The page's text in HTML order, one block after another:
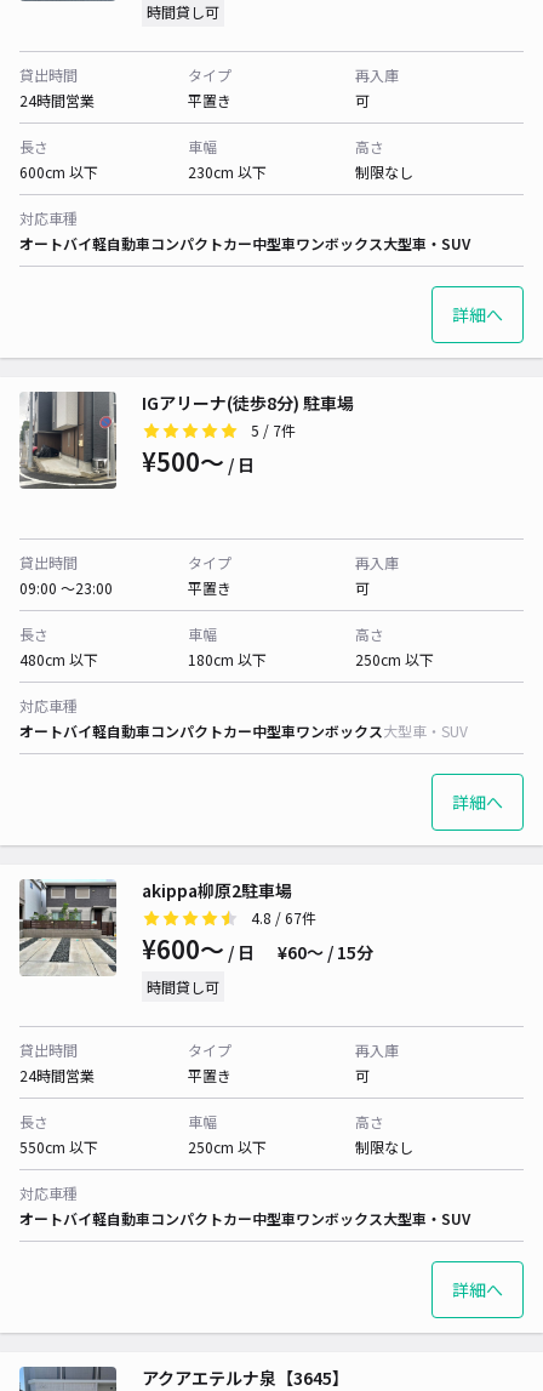
時間貸し可
貸出時間
24時間営業
タイプ
平置き
再入庫
可
長さ
600cm 以下
車幅
230cm 以下
高さ
制限なし
対応車種
オートバイ軽自動車コンパクトカー中型車ワンボックス大型車・SUV
詳細へ
IGアリーナ(徒歩8分) 駐車場
5 / 7件
¥500〜 / 日
貸出時間
09:00 〜23:00
タイプ
平置き
再入庫
可
長さ
480cm 以下
車幅
180cm 以下
高さ
250cm 以下
対応車種
オートバイ軽自動車コンパクトカー中型車ワンボックス大型車・SUV
詳細へ
akippa柳原2駐車場
4.8 / 67件
¥600〜 / 日 ¥60〜 / 15分
時間貸し可
貸出時間
24時間営業
タイプ
平置き
再入庫
可
長さ
550cm 以下
車幅
250cm 以下
高さ
制限なし
対応車種
オートバイ軽自動車コンパクトカー中型車ワンボックス大型車・SUV
詳細へ
アクアエテルナ泉【3645】